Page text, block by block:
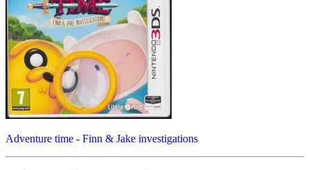
Adventure time - Finn & Jake investigations